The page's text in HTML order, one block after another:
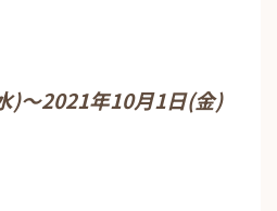
)～2021年10月1日(金)